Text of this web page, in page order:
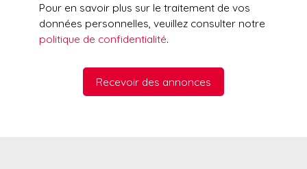
Pour en savoir plus sur le traitement de vos
données personnelles, veuillez consulter notre
politique de confidentialité.
Recevoir des annonces